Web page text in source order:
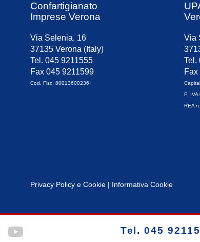
Confartigianato
Imprese Verona
Via Selenia, 16
37135 Verona (Italy)
Tel. 045 9211555
Fax 045 9211599
Cod. Fisc. 80013600236
Via
Tel.
P.
REA
Privacy Policy e Cookie | Informativa Cookie
Tel. 045